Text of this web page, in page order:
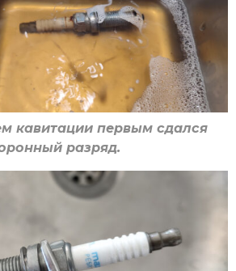
кавитации первым сдался
разряд.